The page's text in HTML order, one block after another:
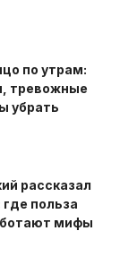
по утрам:
тревожные
убрать
рассказал
польза
мифы